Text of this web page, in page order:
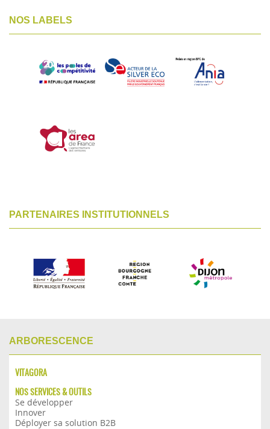
NOS LABELS
PARTENAIRES INSTITUTIONNELS
ARBORESCENCE
VITAGORA
NOS SERVICES & OUTILS
Se développer
Innover
Déployer sa solution B2B